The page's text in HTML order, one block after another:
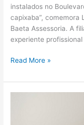
instalados no
capixaba”, comemora
Baeta Assessoria. A
experiente
Read More »